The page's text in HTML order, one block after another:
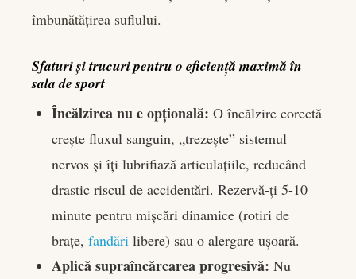
îmbunătățirea suflului.
Sfaturi și trucuri pentru o eficiență maximă în
sala de sport
Încălzirea nu e opțională: O încălzire corectă
crește fluxul sanguin, „trezește” sistemul
nervos și îți lubrifiază articulațiile, reducând
drastic riscul de accidentări. Rezervă-ți 5-10
minute pentru mișcări dinamice (rotiri de
brațe, fandări libere) sau o alergare ușoară.
Aplică supraîncărcarea progresivă: Nu